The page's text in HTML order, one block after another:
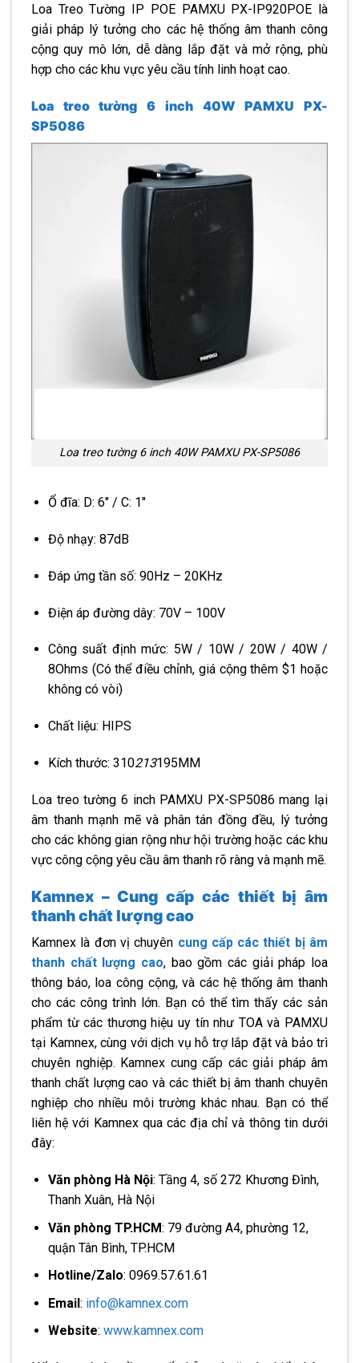
Loa Treo Tường IP POE PAMXU PX-IP920POE là
giải pháp lý tưởng cho các hệ thống âm thanh công
cộng quy mô lớn, dễ dàng lắp đặt và mở rộng, phù
hợp cho các khu vực yêu cầu tính linh hoạt cao.
Loa treo tường 6 inch 40W PAMXU PX-
SP5086
Loa treo tường 6 inch 40W PAMXU PX-SP5086
Ổ đĩa: D: 6″ / C: 1″
Độ nhạy: 87dB
Đáp ứng tần số: 90Hz – 20KHz
Điện áp đường dây: 70V – 100V
Công suất định mức: 5W / 10W / 20W / 40W /
8Ohms (Có thể điều chỉnh, giá cộng thêm $1 hoặc
không có vòi)
Chất liệu: HIPS
Kích thước: 310213195MM
Loa treo tường 6 inch PAMXU PX-SP5086 mang lại
âm thanh mạnh mẽ và phân tán đồng đều, lý tưởng
cho các không gian rộng như hội trường hoặc các khu
vực công cộng yêu cầu âm thanh rõ ràng và mạnh mẽ.
Kamnex – Cung cấp các thiết bị âm
thanh chất lượng cao
Kamnex là đơn vị chuyên cung cấp các thiết bị âm
thanh chất lượng cao, bao gồm các giải pháp loa
thông báo, loa công cộng, và các hệ thống âm thanh
cho các công trình lớn. Bạn có thể tìm thấy các sản
phẩm từ các thương hiệu uy tín như TOA và PAMXU
tại Kamnex, cùng với dịch vụ hỗ trợ lắp đặt và bảo trì
chuyên nghiệp. Kamnex cung cấp các giải pháp âm
thanh chất lượng cao và các thiết bị âm thanh chuyên
nghiệp cho nhiều môi trường khác nhau. Bạn có thể
liên hệ với Kamnex qua các địa chỉ và thông tin dưới
đây:
Văn phòng Hà Nội: Tầng 4, số 272 Khương Đình,
Thanh Xuân, Hà Nội
Văn phòng TP.HCM: 79 đường A4, phường 12,
quận Tân Bình, TP.HCM
Hotline/Zalo: 0969.57.61.61
Email: info@kamnex.com
Website: www.kamnex.com